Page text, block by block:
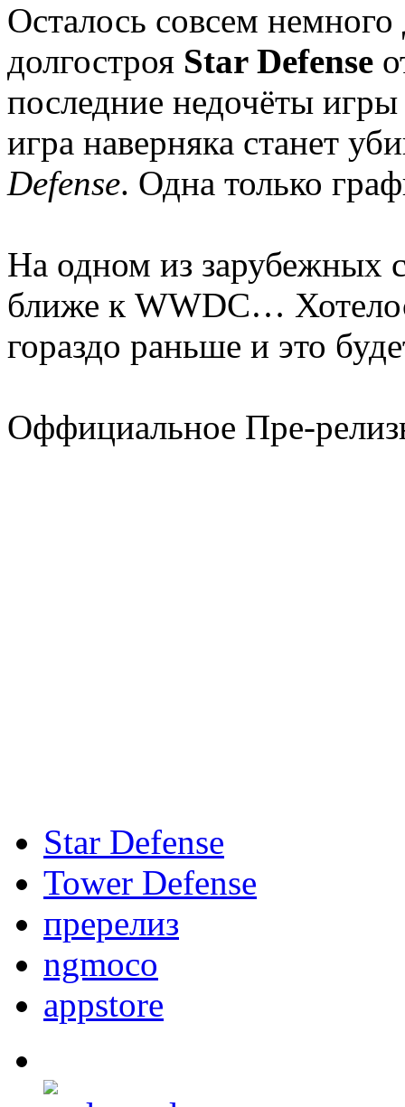
Осталось совсем
долгостроя Star Defense
последние недочёты
игра наверняка станет
Defense. Одна только
На одном из зарубежных
ближе к WWDC…
гораздо раньше и это
Оффициальное Пре-
Star Defense
Tower Defense
пререлиз
ngmoco
appstore